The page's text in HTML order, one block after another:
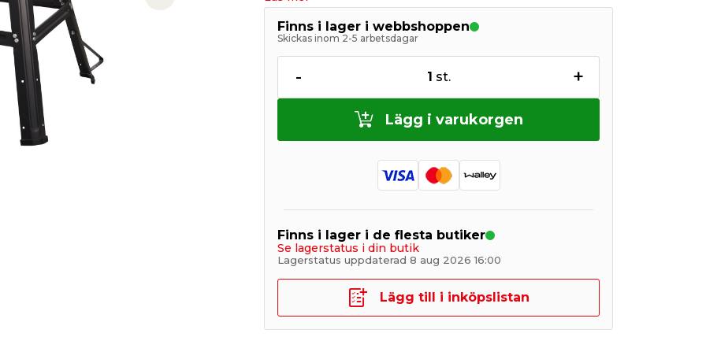
Next slide
Finns i lager i webbshoppen
Skickas inom 2-5 arbetsdagar
- 1 st. +
Lägg i varukorgen
Finns i lager i de flesta butiker
Se lagerstatus i din butik
Lagerstatus uppdaterad 8 aug 2026 16:00
Lägg till i inköpslistan